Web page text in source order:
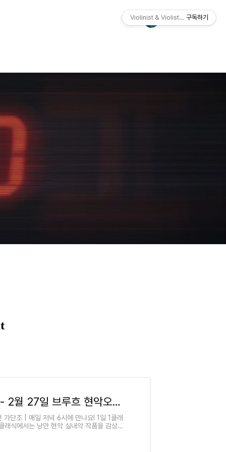
04화 18시 클래식 - 2월 27일 브루흐 현악오중주 1번
단조 | 매일 저녁 6시에 만나요! 1일 1클래
식에서는 낭만 현악 실내악 작품을 감상하
Violinist & Violist So-Hyun Joey
구독하기